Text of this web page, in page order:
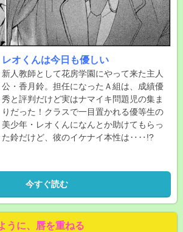
レオくんは今日も優しい
新人教師として花房学園にやって来た主人
公・香月鈴。担任になったＡ組は、成績優
秀と評判だけど実はナマイキ問題児の集ま
りだった！クラスで一目置かれる優等生の
美少年・レオくんになんとか助けてもらっ
た鈴だけど、彼のイケナイ本性は‥‥!?
今すぐ読む
うに、唇を重ねる